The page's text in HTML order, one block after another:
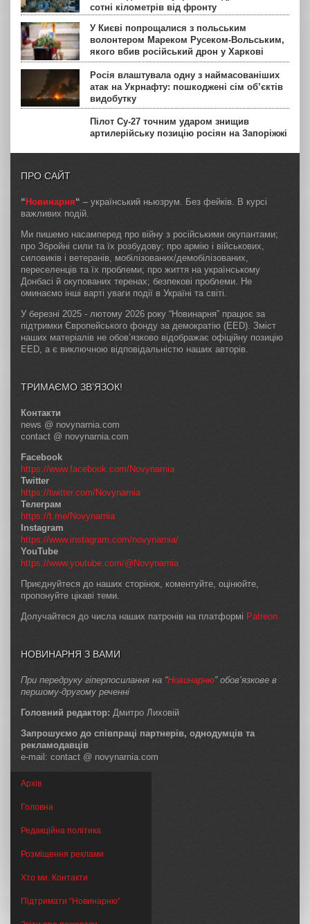
сотні кілометрів від фронту
У Києві попрощалися з польським
волонтером Мареком Русеком-Вольським,
якого вбив російський дрон у Харкові
Росія влаштувала одну з наймасованіших
атак на Укрнафту: пошкоджені сім об’єктів
видобутку
Пілот Су-27 точним ударом знищив
артилерійську позицію росіян на Запоріжжі
ПРО САЙТ
“ Новинарня“ – український ньюзрум. Без фейків. В курсі
важливих подій.
Ми пишемо насамперед про війну з російськими окупантами;
про Збройні сили та їх розбудову; про армію і військових,
силовиків і ветеранів, мобілізованих/демобілізованих,
переселенців та їх проблеми; про життя на українському
Донбасі й окупованих теренах; безпекові проблеми. Не
оминаємо інші варті уваги події в Україні та світі.
У березні 2025 - лютому 2026 року “Новинарня” працює за
підтримки Європейського фонду за демократію (EED). Зміст
наших матеріалів не обов’язково відображає офіційну позицію
EED, а є виключною відповідальністю наших авторів.
ТРИМАЄМО ЗВ’ЯЗОК!
Контакти
news @ novynarnia.com
contact @ novynarnia.com
Facebook
https://www.facebook.com/Novynarnia
Twitter
https://twitter.com/Novynarnia
Телеграм
https://t.me/Novynarnia
Instagram
https://www.instagram.com/novynarnia/
YouTube
https://www.youtube.com/@Novynarnia
Приєднуйтеся до наших сторінок, коментуйте, оцінюйте,
пропонуйте цікаві теми.
Долучайтеся до числа наших патронів на платформі Patreon
НОВИНАРНЯ З ВАМИ
При передруку гіперпосилання на “Новинарню” обов’язкове в
першому-другому реченні
Головний редактор: Дмитро Лиховій
Запрошуємо до співпраці партнерів, однодумців та
рекламодавців
e-mail: contact @ novynarnia.com
Архів
Головна
Редакційна політика
Розміщення реклами
Хто ми. Контакти
Підтримати “Новинарню”